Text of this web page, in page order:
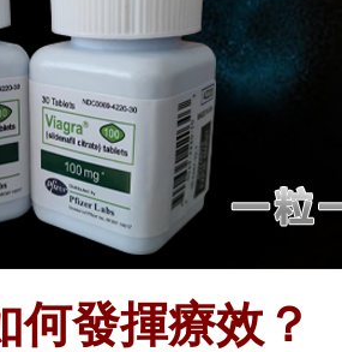
何發揮療效？